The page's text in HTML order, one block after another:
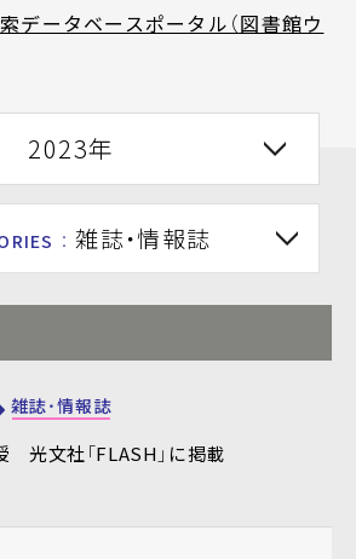
データベースポータル（図書館ウ
2023年
： 雑誌・情報誌
雑誌・情報誌
光文社「FLASH」に掲載